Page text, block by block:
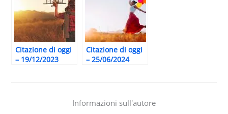
Citazione di oggi
– 19/12/2023
Citazione di oggi
– 25/06/2024
Informazioni sull'autore